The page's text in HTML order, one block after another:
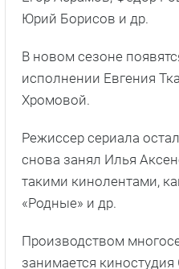
Производством
Сериал сделан по
платформы Premier.
Прямая речь
Валентина Ляпина
Жени):«Вся наша